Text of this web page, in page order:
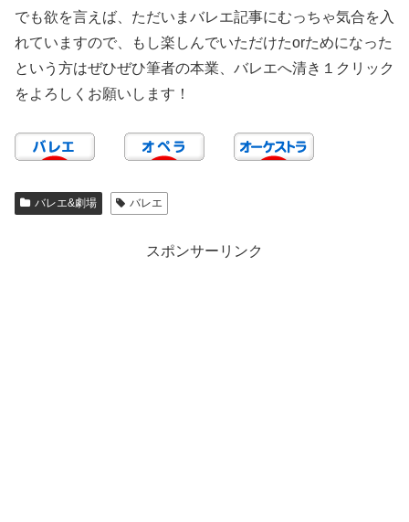
でも欲を言えば、ただいまバレエ記事にむっちゃ気合を入
れていますので、もし楽しんでいただけたorためになった
という方はぜひぜひ筆者の本業、バレエへ清き１クリック
をよろしくお願いします！
バレエ&劇場 バレエ
スポンサーリンク